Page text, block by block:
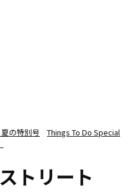
の特別号 Things To Do Special
トリート